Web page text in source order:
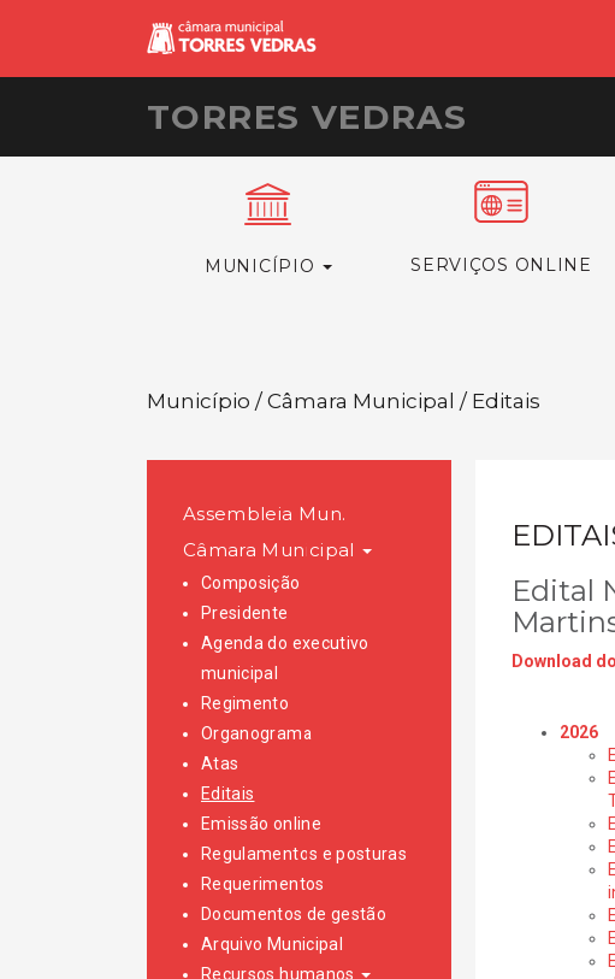
TORRES VEDRAS
MUNICÍPIO SERVIÇOS ONLINE
Município / Câmara Municipal / Editais
Assembleia Mun.
Câmara Municipal
Composição
Presidente
Agenda do executivo
municipal
Regimento
Organograma
Atas
Editais
Emissão online
Regulamentos e posturas
Requerimentos
Documentos de gestão
Arquivo Municipal
Recursos humanos
Edital
Download
2026